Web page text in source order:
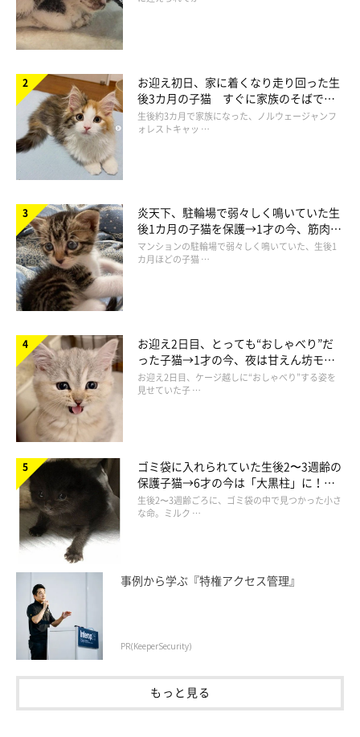
――猫がこのしぐさをしているときに、注意したほうがいいこと
はありますか？
獣医師
：
「普通の行動ですので、特に気にする必要はないでしょう」
――ありがとうございました。
そのまなざしにキュン♡ 何かを見つめるか
わいい猫たち
ここからは、いぬ・ねこのきもち公式アプリに投稿された、何か
を見つめるかわいい猫の画像をご紹介します。
お迎え初日、家に着くなり走り回った生
後3カ月の子猫 すぐに家族のそばで落
ち着く姿に「迎えてよかった」
生後約3カ月で家族になった、ノルウェージャンフ
ォレストキャッ …
炎天下、駐輪場で弱々しく鳴いていた生
後1カ月の子猫を保護→1才の今、筋肉質
でツンデレなコに成長
マンションの駐輪場で弱々しく鳴いていた、生後1
カ月ほどの子猫 …
お迎え2日目、とっても“おしゃべり”だ
った子猫→1才の今、夜は甘えん坊モー
ドになるコに成長！
お迎え2日目、ケージ越しに“おしゃべり”する姿を
見せていた子 …
ゴミ袋に入れられていた生後2〜3週齢の
保護子猫→6才の今は「大黒柱」に！
美しい黒猫に成長した姿にグッとくる
生後2〜3週齢ごろに、ゴミ袋の中で見つかった小さ
な命。ミルク …
事例から学ぶ『特権アクセス管理』
PR(KeeperSecurity)
もっと見る